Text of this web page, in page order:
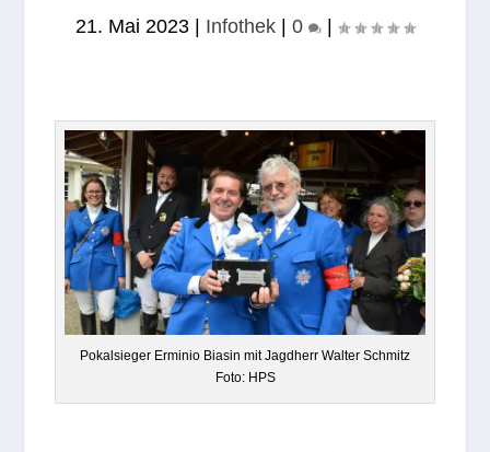
21. Mai 2023 Infothek 0
Pokal­sie­ger Ermi­nio Bia­sin mit Jagd­herr Wal­ter Schmitz
Foto: HPS